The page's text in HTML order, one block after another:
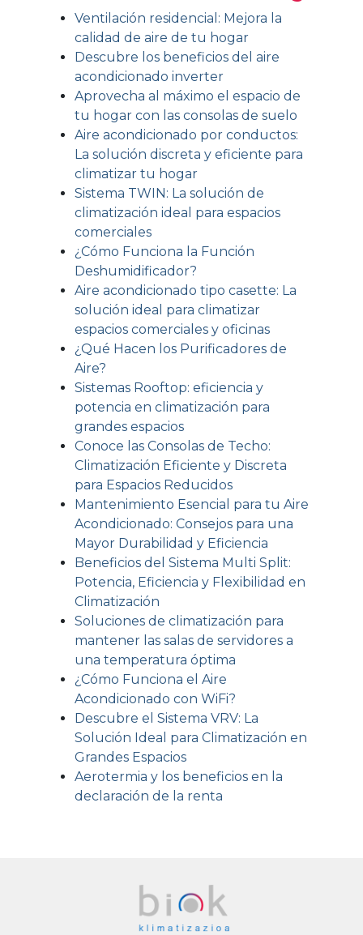
Ventilación residencial: Mejora la
calidad de aire de tu hogar
Descubre los beneficios del aire
acondicionado inverter
Aprovecha al máximo el espacio de
tu hogar con las consolas de suelo
Aire acondicionado por conductos:
La solución discreta y eficiente para
climatizar tu hogar
Sistema TWIN: La solución de
climatización ideal para espacios
comerciales
¿Cómo Funciona la Función
Deshumidificador?
Aire acondicionado tipo casette: La
solución ideal para climatizar
espacios comerciales y oficinas
¿Qué Hacen los Purificadores de
Aire?
Sistemas Rooftop: eficiencia y
potencia en climatización para
grandes espacios
Conoce las Consolas de Techo:
Climatización Eficiente y Discreta
para Espacios Reducidos
Mantenimiento Esencial para tu Aire
Acondicionado: Consejos para una
Mayor Durabilidad y Eficiencia
Beneficios del Sistema Multi Split:
Potencia, Eficiencia y Flexibilidad en
Climatización
Soluciones de climatización para
mantener las salas de servidores a
una temperatura óptima
¿Cómo Funciona el Aire
Acondicionado con WiFi?
Descubre el Sistema VRV: La
Solución Ideal para Climatización en
Grandes Espacios
Aerotermia y los beneficios en la
declaración de la renta